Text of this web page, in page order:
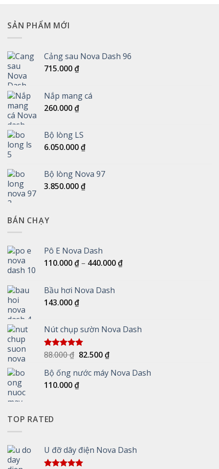
SẢN PHẨM MỚI
Cảng sau Nova Dash 96
715.000₫
Nắp mang cá
260.000₫
Bộ lòng LS
6.050.000₫
Bộ lòng Nova 97
3.850.000₫
BÁN CHẠY
Pô E Nova Dash
110.000₫ – 440.000₫Khoảng
Bầu hơi Nova Dash
143.000₫
Nút chụp sườn Nova Dash
Được xếp
5.00
5 sao
88.000₫ Giá
là:
88.000 ₫.
82.500₫Giá
tại
Bộ ống nước máy Nova Dash
110.000₫
TOP RATED
U đỡ dây điện Nova Dash